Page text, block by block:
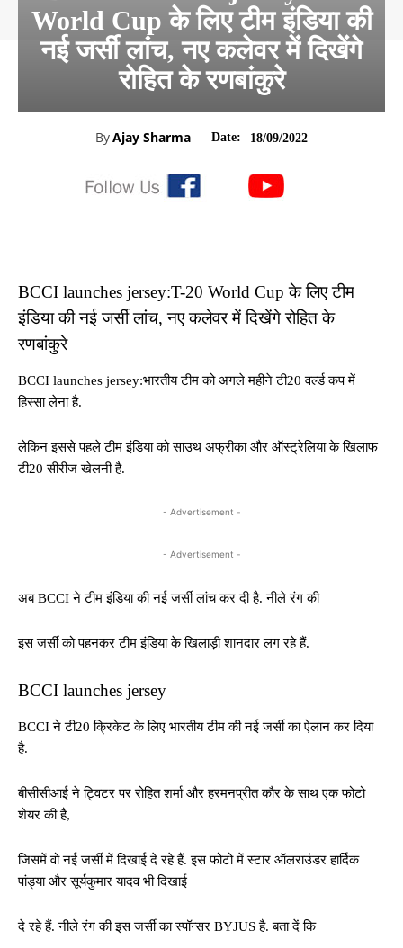
World Cup के लिए टीम इंडिया की
नई जर्सी लांच, नए कलेवर में दिखेंगे
रोहित के रणबांकुरे
ByAjay Sharma Date: 18/09/2022
BCCI launches jersey:T-20 World Cup के लिए टीम
इंडिया की नई जर्सी लांच, नए कलेवर में दिखेंगे रोहित के
रणबांकुरे
BCCI launches jersey:भारतीय टीम को अगले महीने टी20 वर्ल्ड कप में
हिस्सा लेना है.
लेकिन इससे पहले टीम इंडिया को साउथ अफ्रीका और ऑस्ट्रेलिया के खिलाफ
टी20 सीरीज खेलनी है.
- Advertisement -
- Advertisement -
अब BCCI ने टीम इंडिया की नई जर्सी लांच कर दी है. नीले रंग की
इस जर्सी को पहनकर टीम इंडिया के खिलाड़ी शानदार लग रहे हैं.
BCCI launches jersey
BCCI ने टी20 क्रिकेट के लिए भारतीय टीम की नई जर्सी का ऐलान कर दिया
है.
बीसीसीआई ने ट्विटर पर रोहित शर्मा और हरमनप्रीत कौर के साथ एक फोटो
शेयर की है,
जिसमें वो नई जर्सी में दिखाई दे रहे हैं. इस फोटो में स्टार ऑलराउंडर हार्दिक
पांड्या और सूर्यकुमार यादव भी दिखाई
दे रहे हैं. नीले रंग की इस जर्सी का स्पॉन्सर BYJUS है. बता दें कि